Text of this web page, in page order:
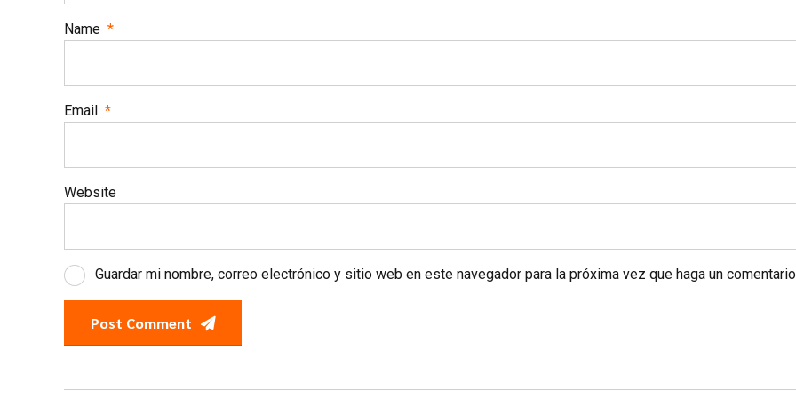
Name *
Email *
Website
Guardar mi nombre, correo electrónico y sitio web en este navegador para la próxima vez que haga un
Post Comment